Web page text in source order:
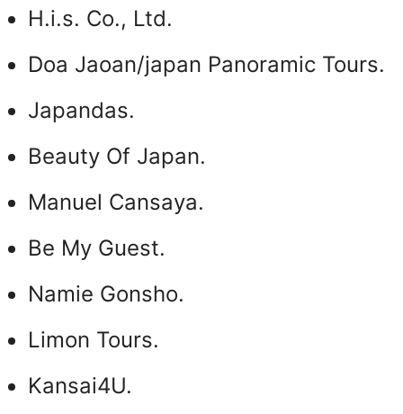
H.i.s. Co., Ltd.
Doa Jaoan/japan Panoramic Tours.
Japandas.
Beauty Of Japan.
Manuel Cansaya.
Be My Guest.
Namie Gonsho.
Limon Tours.
Kansai4U.